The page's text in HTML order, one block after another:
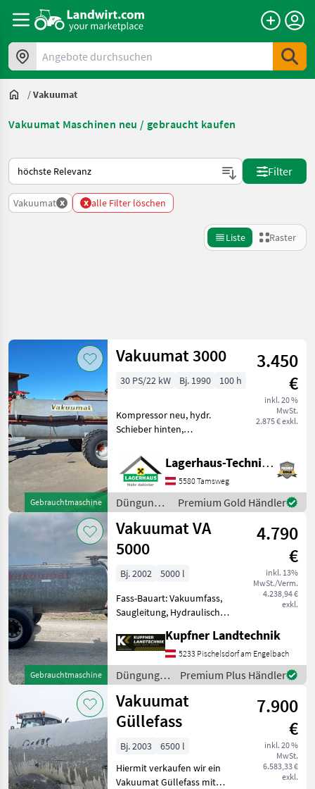
Angebote durchsuchen
/Vakuumat
Vakuumat Maschinen neu / gebraucht kaufen
So wird auf Landwirt.com sortiert
Filter
Vakuumat x x alle Filter löschen
Liste Raster
Kategorie 1 Land Filter
AKTUELLER
PFAD
Vakuumat
KATEGORIE
WÄHLEN
Landtechnik
15
Marktplatz Händlerangebote
Zurücksetzen
Ergebnisse
anzeigen
Gebrauchtmaschine
Vakuumat 3000
3.450
€
inkl. 20 %
MwSt.
2.875 € exkl.
30 PS/22 kW Bj. 1990 100 h
Kompressor neu, hydr.
Schieber hinten,
Reifen 500/50R17, nur
Wasser gespritzt Wir bitten
telefonisch oder per Mail
Ihren Besuch bekanntzug
Lagerhaus-Technik Tamsweg
5580 Tamsweg
Düngung
und
Beregnung
/
Vakuumat
Premium Gold Händler
Gebrauchtmaschine
Vakuumat VA
5000
4.790
€
inkl. 13%
MwSt./Verm.
4.238,94 €
exkl.
Bj. 2002
5000 l
Fass-Bauart: Vakuumfass,
Saugleitung, Hydraulischer
Vakuumfass 5000l, Schieber
vorne links, hydr. Schieber
hinten, Gelenkwelle,
Verteiler, Sa
Kupfner Landtechnik
5233 Pischelsdorf am Engelbach
Düngung
und
Beregnung
/ Vakuumat
Premium Plus Händler
Vakuumat
Güllefass
7.900
€
inkl. 20 %
MwSt.
6.583,33 €
exkl.
Bj. 2003
6500 l
Hiermit verkaufen wir ein
Vakuumat Güllefass mit